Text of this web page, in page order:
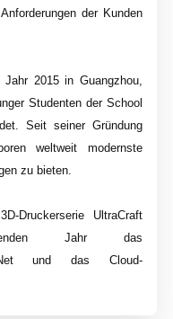
der Kunden
2015 in Guangzhou,
Studenten der School
Seit seiner Gründung
weltweit modernste
zu bieten.
Druckerserie UltraCraft
Jahr das
Net und das Cloud-